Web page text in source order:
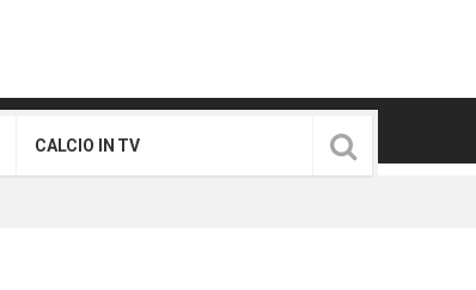
CALCIO IN TV